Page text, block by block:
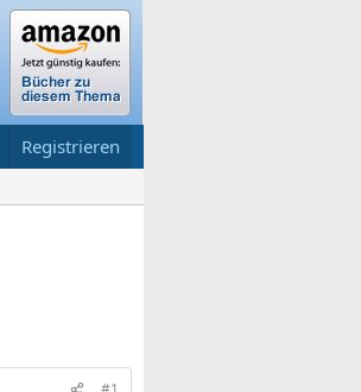
Registrieren